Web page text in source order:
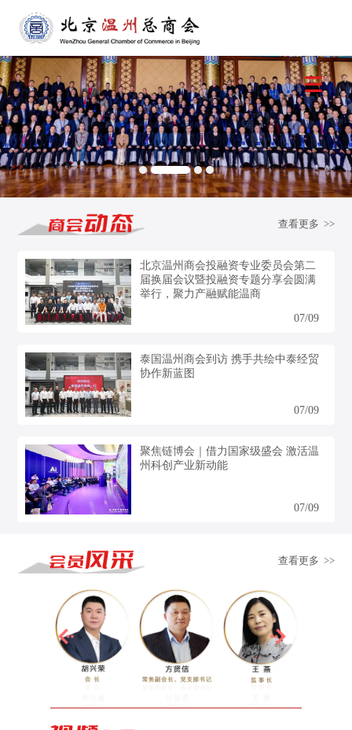
查看更多 >>
北京温州商会投融资专业委员会第二
届换届会议暨投融资专题分享会圆满
举行，聚力产融赋能温商
07/09
泰国温州商会到访 携手共绘中泰经贸
协作新蓝图
07/09
聚焦链博会｜借力国家级盛会 激活温
州科创产业新动能
07/09
查看更多 >>